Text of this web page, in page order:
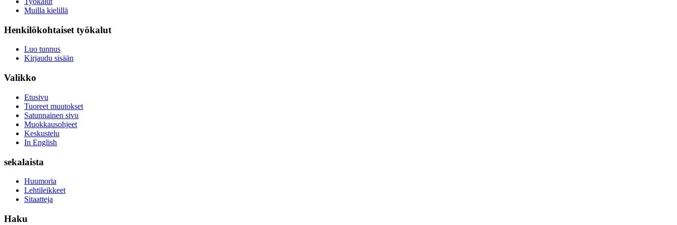
Muilla kielillä
Henkilökohtaiset työkalut
Luo tunnus
Kirjaudu sisään
Valikko
Etusivu
Tuoreet muutokset
Satunnainen sivu
Muokkausohjeet
Keskustelu
In English
sekalaista
Huumoria
Lehtileikkeet
Sitaatteja
Haku